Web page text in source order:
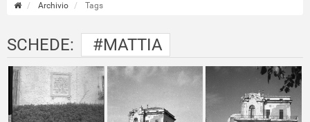
Archivio Tags
SCHEDE: #MATTIA